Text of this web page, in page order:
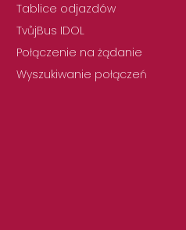
Tablice odjazdów
TvůjBus IDOL
Połączenie na żądanie
Wyszukiwanie połączeń